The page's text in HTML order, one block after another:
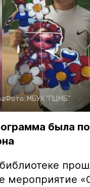
Фото: МБУК "ПЦМБ"
была
мероприятие